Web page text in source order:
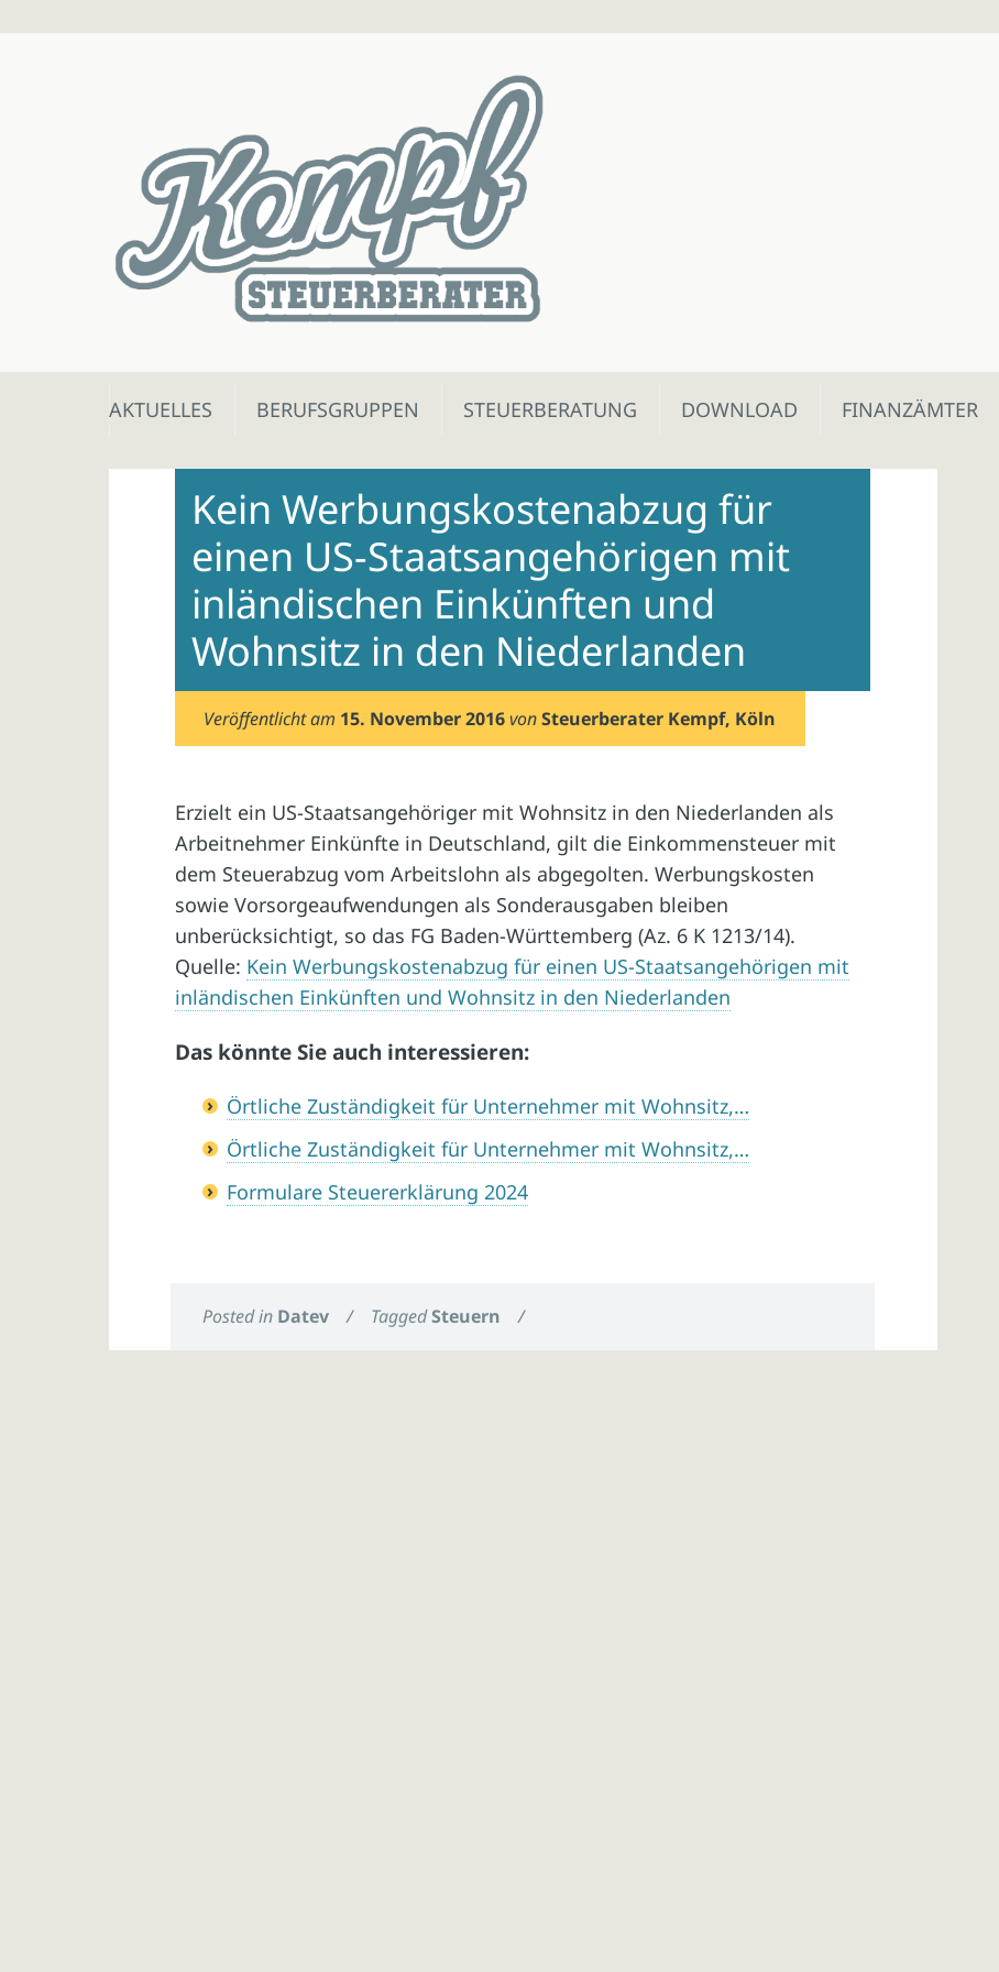
Skip
AKTUELLES BERUFSGRUPPEN STEUERBERATUNG DOWNLOAD FINANZÄMTER
Kein Werbungskostenabzug für
einen US-Staatsangehörigen mit
inländischen Einkünften und
Wohnsitz in den Niederlanden
Veröffentlicht am 15. November 2016 vonSteuerberater Kempf, Köln
Erzielt ein US-Staatsangehöriger mit Wohnsitz in den Niederlanden als
Arbeitnehmer Einkünfte in Deutschland, gilt die Einkommensteuer mit
dem Steuerabzug vom Arbeitslohn als abgegolten. Werbungskosten
sowie Vorsorgeaufwendungen als Sonderausgaben bleiben
unberücksichtigt, so das FG Baden-Württemberg (Az. 6 K 1213/14).
Quelle: Kein Werbungskostenabzug für einen US-Staatsangehörigen mit
inländischen Einkünften und Wohnsitz in den Niederlanden
Das könnte Sie auch interessieren:
Örtliche Zuständigkeit für Unternehmer mit Wohnsitz,…
Örtliche Zuständigkeit für Unternehmer mit Wohnsitz,…
Formulare Steuererklärung 2024
Posted in Datev / TaggedSteuern /